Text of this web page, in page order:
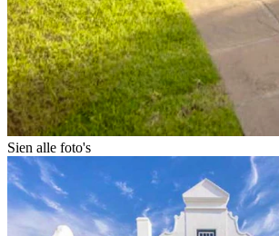
Sien alle foto's